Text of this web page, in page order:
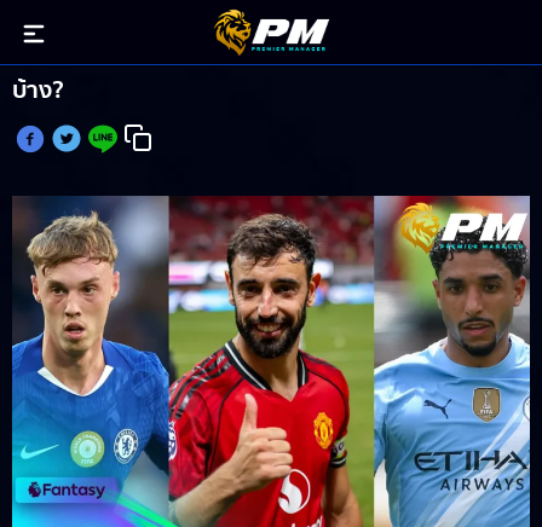
กองกลาง เกรดพรีเมียมราคา7.0mขึ้นไป ตัวไหนน่าใช้
บ้าง?